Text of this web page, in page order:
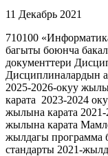
11 Декабрь 2021
710100
багыты боюнча
документтери
Дисциплиналардын
2025-2026-окуу
карата 2023-2024
жылына карата
жылына карата
жылдагы программа
стандарты 2021-